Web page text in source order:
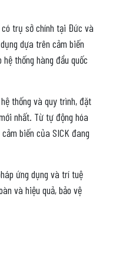
có trụ sở chính tại Đức và
dựa trên cảm biến
thống hàng đầu quốc
thống và quy trình, đặt
nhất. Từ tự động hóa
biến của SICK đang
ứng dụng và trí tuệ
và hiệu quả, bảo vệ